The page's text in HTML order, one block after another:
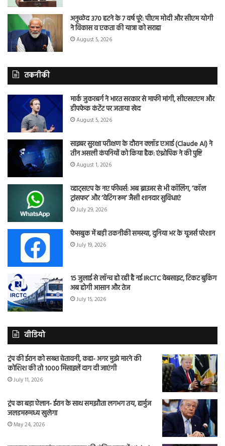
अनुच्छेद 370 हटने के 7 वर्ष पूरे: पीएम मोदी और सीएम योगी
ने विकास व एकता की यात्रा को सराहा
August 5, 2026
तकनीकी
मार्क जुकरबर्ग ने भारत सरकार से माफी मांगी, सीएसएएम और
डीपफेक कंटेंट पर जताया खेद
August 5, 2026
साइबर सुरक्षा परीक्षण के दौरान क्लॉड एआई (Claude AI) ने
तीन असली कंपनियों को किया हैक: एंथ्रोपिक ने की पुष्टि
August 1, 2026
व्हाट्सएप के नए फीचर्स: अब ब्राउजर से भी कॉलिंग, ‘कॉल
ट्रांसफर’ और ‘वेटिंग रूम’ जैसी शानदार सुविधाएं
July 29, 2026
फेसबुक में बड़ी तकनीकी समस्या, दुनिया भर के यूजर्स परेशान
July 19, 2026
15 जुलाई से लॉन्च हो रही है नई IRCTC वेबसाइट, टिकट बुकिंग
अब होगी आसान और तेज
July 15, 2026
वीडियो
ट्रंप की ईरान को सख्त चेतावनी, कहा- अगर मुझे मारने की
कोशिश की तो 1000 मिसाइलें दाग दी जाएंगी
July 11, 2026
ट्रंप का बड़ा ऐलान- ईरान के साथ समझौता लगभग तय, हार्मुज
जलडमरूमध्य खुलेगा
May 24, 2026